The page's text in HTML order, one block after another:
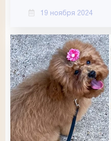
19 ноября 2024